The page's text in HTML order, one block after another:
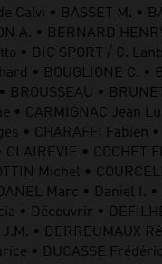
• BASSET M. •
A. • BERNARD
• BIC SPORT / C.
• BOUGLIONE C. •
BROUSSEAU •
• CARMIGNAC Jean
• CHARAFFI Fabien
• COCHET
Michel •
Marc • Daniel I.
• Découvrir •
• DERREUMAUX
• DUCASSE